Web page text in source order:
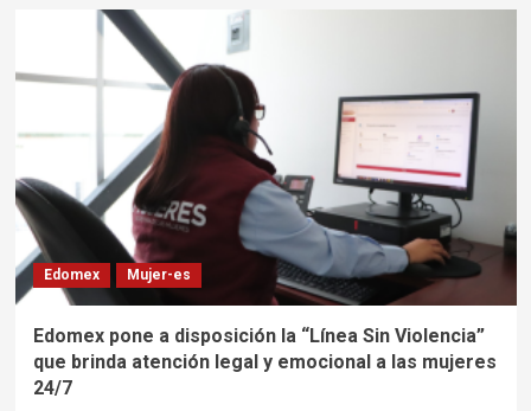
Edomex Mujer-es
Edomex pone a disposición la “Línea Sin Violencia”
que brinda atención legal y emocional a las mujeres
24/7